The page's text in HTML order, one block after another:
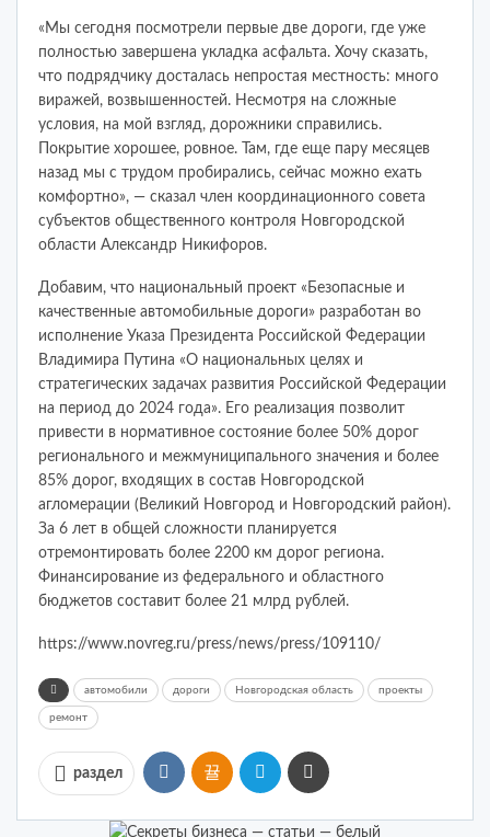
«Мы сегодня посмотрели первые две дороги, где уже
полностью завершена укладка асфальта. Хочу сказать,
что подрядчику досталась непростая местность: много
виражей, возвышенностей. Несмотря на сложные
условия, на мой взгляд, дорожники справились.
Покрытие хорошее, ровное. Там, где еще пару месяцев
назад мы с трудом пробирались, сейчас можно ехать
комфортно», — сказал член координационного совета
субъектов общественного контроля Новгородской
области Александр Никифоров.
Добавим, что национальный проект «Безопасные и
качественные автомобильные дороги» разработан во
исполнение Указа Президента Российской Федерации
Владимира Путина «О национальных целях и
стратегических задачах развития Российской Федерации
на период до 2024 года». Его реализация позволит
привести в нормативное состояние более 50% дорог
регионального и межмуниципального значения и более
85% дорог, входящих в состав Новгородской
агломерации (Великий Новгород и Новгородский район).
За 6 лет в общей сложности планируется
отремонтировать более 2200 км дорог региона.
Финансирование из федерального и областного
бюджетов составит более 21 млрд рублей.
https://www.novreg.ru/press/news/press/109110/
автомобили дороги Новгородская область проекты
ремонт
раздел